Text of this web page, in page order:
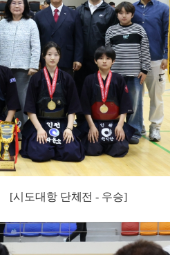
[시도대항 단체전 - 우승]